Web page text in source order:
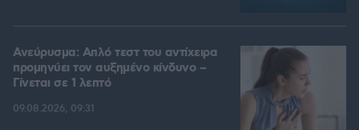
Ανεύρυσμα: Απλό τεστ του αντίχειρα
προμηνύει τον αυξημένο κίνδυνο –
Γίνεται σε 1 λεπτό
09.08.2026, 09:31